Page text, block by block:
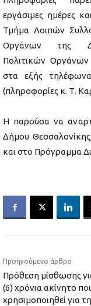
εργάσιμες ημέρες
Τμήμα Λοιπών
Οργάνων της
Πολιτικών
στα εξής
(πληροφορίες κ. Τ.
Η παρούσα να
Δήμου
και στο Πρόγραμμα
Προηγούμενο άρθρο
Πρόθεση μίσθωσης
(6) χρόνια ακίνητο
χρησιμοποιηθεί για τη